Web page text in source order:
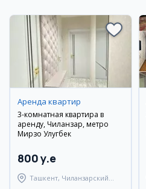
Аренда квартир
3-комнатная квартира в
аренду, Чиланзар, метро
Мирзо Улугбек
800 y.e
Ташкент, Чиланзарский